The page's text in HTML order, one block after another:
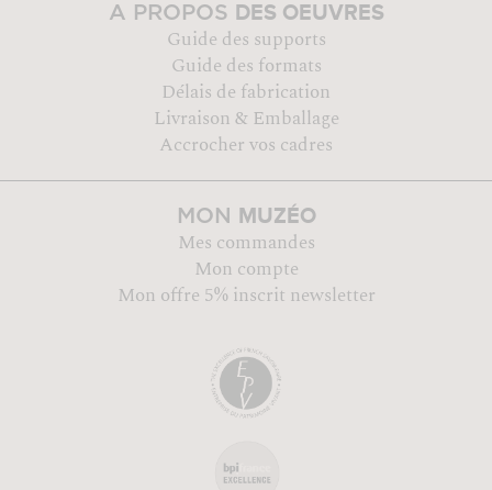
A PROPOS DES OEUVRES
Guide des supports
Guide des formats
Délais de fabrication
Livraison & Emballage
Accrocher vos cadres
MON MUZÉO
Mes commandes
Mon compte
Mon offre 5% inscrit newsletter